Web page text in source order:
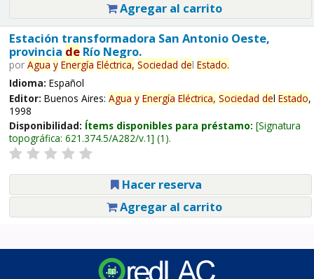
Agregar al carrito
Estación transformadora San Antonio Oeste,
provincia deRío Negro.
por Agua y Energía Eléctrica, Sociedad del Estado.
Idioma: Español
Editor: Buenos Aires: Agua y Energía Eléctrica, Sociedad del Estado,
1998
Disponibilidad: Ítems disponibles para préstamo: Signatura
topográfica: 621.374.5/A282/v.1 (1).
Hacer reserva
Agregar al carrito